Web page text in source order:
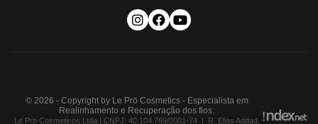
© 2026 - Copyright by Le Prö Cosmetics - Especialista em
Realinhamento e Recuperação dos fios.
Le Pro Cosmeticos Ltda | CNPJ: 40.104.769/0001-74 | R. Elias Addad,